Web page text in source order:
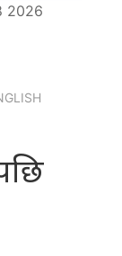
2026